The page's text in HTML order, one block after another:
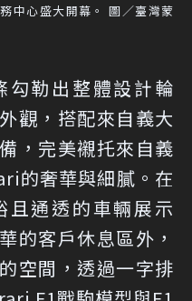
中心盛大開幕。 圖／臺灣蒙
勾勒出整體設計輪
觀，搭配來自義大
，完美襯托來自義
的奢華與細膩。在
且通透的車輛展示
的客戶休息區外，
空間，透過一字排